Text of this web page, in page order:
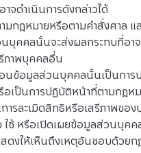
าจดำเนินการดังกล่าวได้
มกฎหมายหรือตามคำสั่งศาล แล
บุคคลนั้นจะส่งผลกระทบที่อา
ภาพบุคคลอื่น
อนข้อมูลส่วนบุคคลนั้นเป็นกา
อเป็นการปฏิบัติหน้าที่ตามกฎห
ารละเมิดสิทธิหรือเสรีภาพขอ
ใช้ หรือเปิดเผยข้อมูลส่วนบุ
ดงให้เห็นถึงเหตุอันชอบด้วย